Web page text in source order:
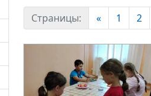
Страницы: « 1 2